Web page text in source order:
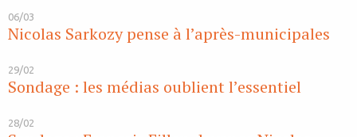
06/03
Nicolas Sarkozy pense à l’après-municipales
29/02
Sondage : les médias oublient l’essentiel
28/02